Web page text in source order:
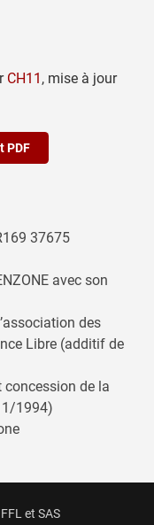
CH11 , mise à jour
PDF
37675
avec son
des
Libre (additif de
concession de la
1994)
et SAS